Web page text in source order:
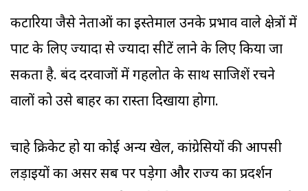
कटारिया जैसे नेताओं का इस्तेमाल उनके प्रभाव वाले क्षेत्रों में
पार्टी के लिए ज्यादा से ज्यादा सीटें लाने के लिए किया जा
सकता है. बंद दरवाजों में गहलोत के साथ साजिशें रचने
वालों को उसे बाहर का रास्ता दिखाया होगा.
चाहे क्रिकेट हो या कोई अन्य खेल, कांग्रेसियों की आपसी
लड़ाइयों का असर सब पर पड़ेगा और राज्य का प्रदर्शन